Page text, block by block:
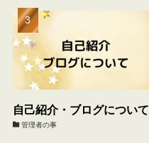
自己紹介・ブログについて
管理者の事